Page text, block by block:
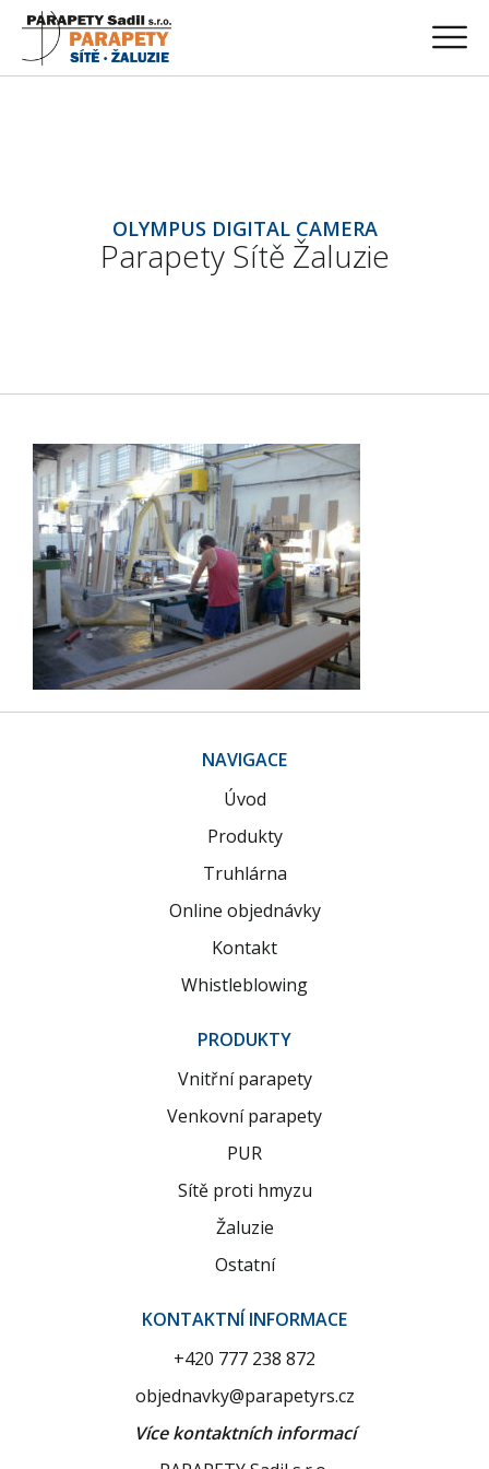
OLYMPUS DIGITAL CAMERA
Parapety Sítě Žaluzie
NAVIGACE
Úvod
Produkty
Truhlárna
Online objednávky
Kontakt
Whistleblowing
PRODUKTY
Vnitřní parapety
Venkovní parapety
PUR
Sítě proti hmyzu
Žaluzie
Ostatní
KONTAKTNÍ INFORMACE
+420 777 238 872
objednavky@parapetyrs.cz
Více kontaktních informací